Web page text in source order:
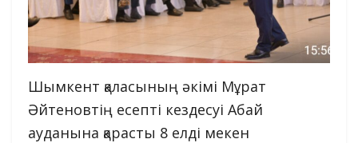
Шымкент қаласының әкімі Мұрат
Әйтеновтің есепті кездесуі Абай
ауданына қарасты 8 елді мекен